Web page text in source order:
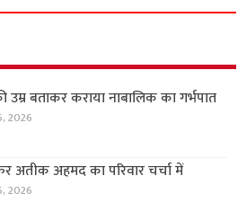
बताकर कराया नाबालिक का गर्भपात
2026
अतीक अहमद का परिवार चर्चा में
2026